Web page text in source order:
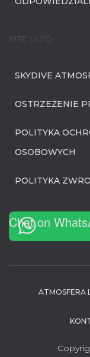
SITE INFO
SKYDIVE
OSTRZEŻENIE
POLITYKA
OSOBOWYCH
POLITYKA
Chat on
ATMOSFERA